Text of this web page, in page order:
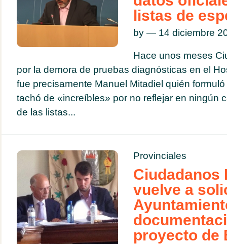
listas de
by — 14 diciembre
Hace unos meses
por la demora de pruebas diagnósticas en el
fue precisamente Manuel Mitadiel quién
tachó de «increíbles» por no reflejar en ningún
de las listas...
Provinciales
Ciudadanos
vuelve a
proyecto de